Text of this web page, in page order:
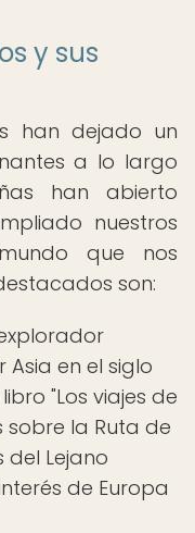
y sus
han dejado un
a lo largo
han abierto
nuestros
que nos
son:
en el siglo
"Los viajes de
sobre la Ruta de
del Lejano
de Europa